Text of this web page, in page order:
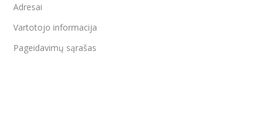
Adresai
Vartotojo informacija
Pageidavimų sąrašas